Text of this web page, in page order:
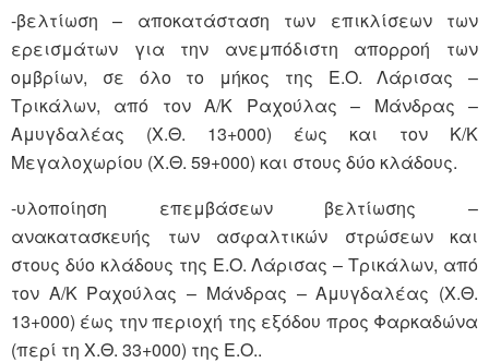
-βελτίωση – αποκατάσταση των επικλίσεων των
ερεισμάτων για την ανεμπόδιστη απορροή των
ομβρίων, σε όλο το μήκος της Ε.Ο. Λάρισας –
Τρικάλων, από τον Α/Κ Ραχούλας – Μάνδρας –
Αμυγδαλέας (Χ.Θ. 13+000) έως και τον Κ/Κ
Μεγαλοχωρίου (Χ.Θ. 59+000) και στους δύο κλάδους.
-υλοποίηση επεμβάσεων βελτίωσης –
ανακατασκευής των ασφαλτικών στρώσεων και
στους δύο κλάδους της Ε.Ο. Λάρισας – Τρικάλων, από
τον Α/Κ Ραχούλας – Μάνδρας – Αμυγδαλέας (Χ.Θ.
13+000) έως την περιοχή της εξόδου προς Φαρκαδώνα
(περί τη Χ.Θ. 33+000) της Ε.Ο..